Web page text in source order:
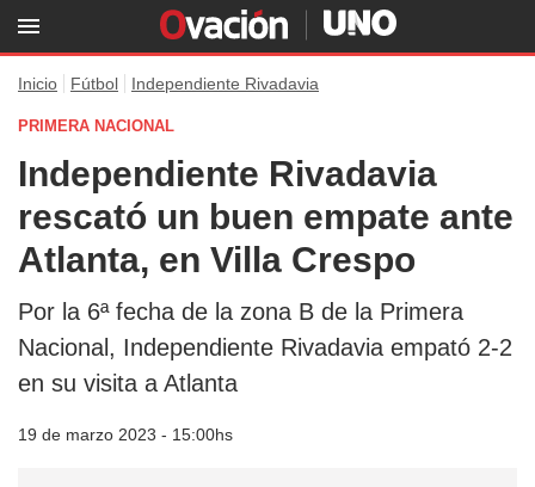
Inicio Fútbol Independiente Rivadavia
PRIMERA NACIONAL
Independiente Rivadavia
rescató un buen empate ante
Atlanta, en Villa Crespo
Por la 6ª fecha de la zona B de la Primera
Nacional, Independiente Rivadavia empató 2-2
en su visita a Atlanta
19 de marzo 2023 - 15:00hs